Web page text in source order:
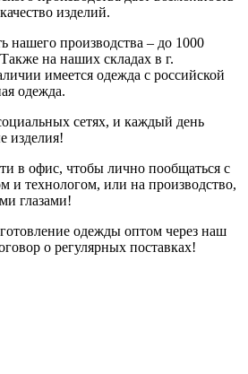
изделий.
нашего производства – до 1000
на наших складах в г.
имеется одежда с российской
одежда.
сетях, и каждый день
изделия!
в офис, чтобы лично пообщаться с
и технологом, или на производство,
глазами!
одежды оптом через наш
о регулярных поставках!